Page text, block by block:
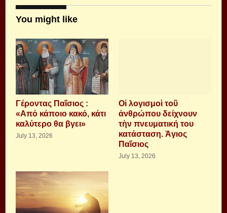
You might like
Γέροντας Παΐσιος :
«Από κάποιο κακό, κάτι
καλύτερο θα βγει»
July 13, 2026
Οἱ λογισμοὶ τοῦ
ἀνθρώπου δείχνουν
τὴν πνευματική του
κατάσταση. Ἁγιος
Παΐσιος
July 13, 2026